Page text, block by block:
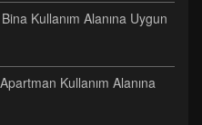
Kullanım Alanına Uygun
Kullanım Alanına